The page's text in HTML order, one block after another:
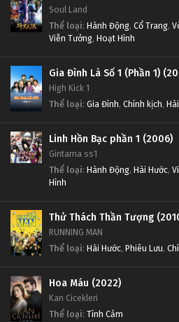
Soul Land
Thể loại: Hành Động, Cổ Trang,
Viễn Tưởng, Hoạt Hình
Gia Đình Là Số 1 (Phần 1)
High Kick 1
Thể loại: Gia Đình, Chính kịch,
Linh Hồn Bạc phần 1 (2006)
Gintama ss1
Thể loại: Hành Động, Hài Hước,
Hình
Thử Thách Thần Tượng
RUNNING MAN
Thể loại: Hài Hước, Phiêu Lưu,
Hoa Máu (2022)
Kan Cicekleri
Thể loại: Tình Cảm